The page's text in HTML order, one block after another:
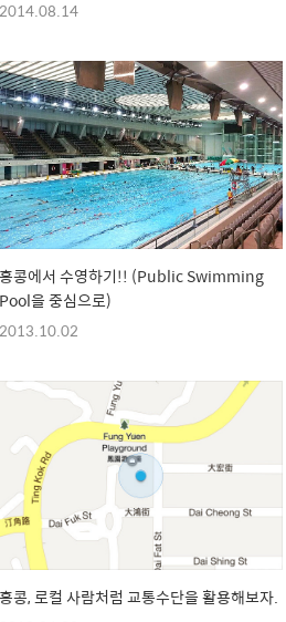
2014.08.14
홍콩에서 수영하기!! (Public Swimming
Pool을 중심으로)
2013.10.02
홍콩, 로컬 사람처럼 교통수단을 활용해보자.